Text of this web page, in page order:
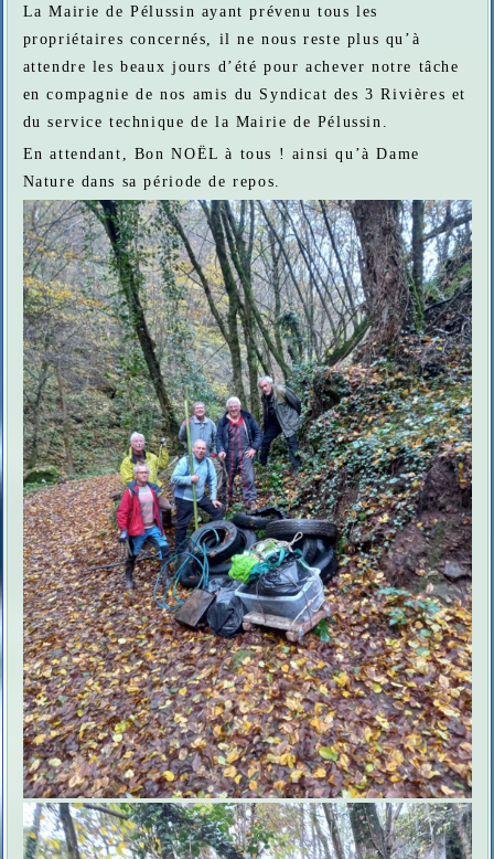
La Mairie de Pélussin ayant prévenu tous les
propriétaires concernés, il ne nous reste plus qu’à
attendre les beaux jours d’été pour achever notre tâche
en compagnie de nos amis du Syndicat des 3 Rivières et
du service technique de la Mairie de Pélussin.
En attendant, Bon NOËL à tous ! ainsi qu’à Dame
Nature dans sa période de repos.